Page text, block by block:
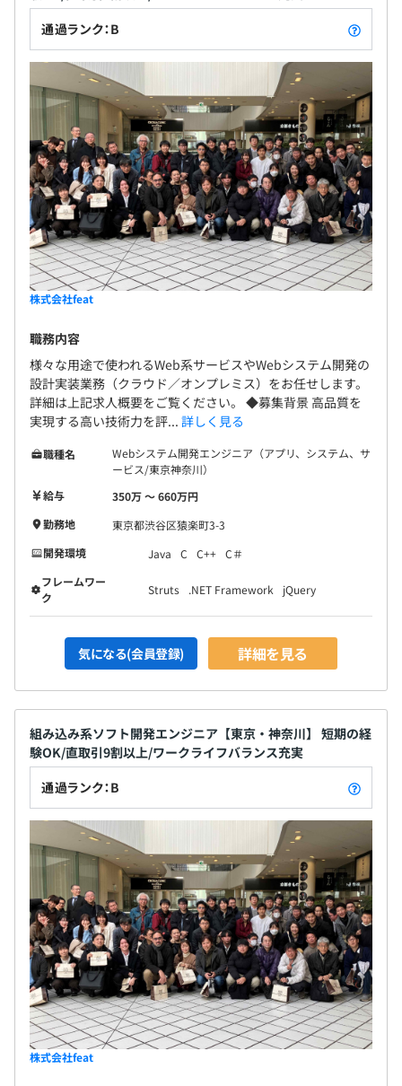
3ヵ月（条件などの変更はありません）
通過ランク：B
株式会社feat
職務内容
様々な⽤途で使われるWeb系サービスやWebシステム開発の
設計実装業務（クラウド／オンプレミス）をお任せします。
詳細は上記求人概要をご覧ください。 ◆募集背景 ⾼品質を
実現する高い技術⼒を評... 詳しく見る
職種名
Webシステム開発エンジニア（アプリ、システム、サ
ービス/東京神奈川）
給与
350万 〜 660万円
勤務地
東京都渋谷区猿楽町3-3
開発環境
Java C C++ C＃
フレームワー
ク
Struts .NET Framework jQuery
気になる(会員登録) 詳細を見る
組み込み系ソフト開発エンジニア【東京・神奈川】 短期の経
験OK/直取引9割以上/ワークライフバランス充実
通過ランク：B
株式会社feat